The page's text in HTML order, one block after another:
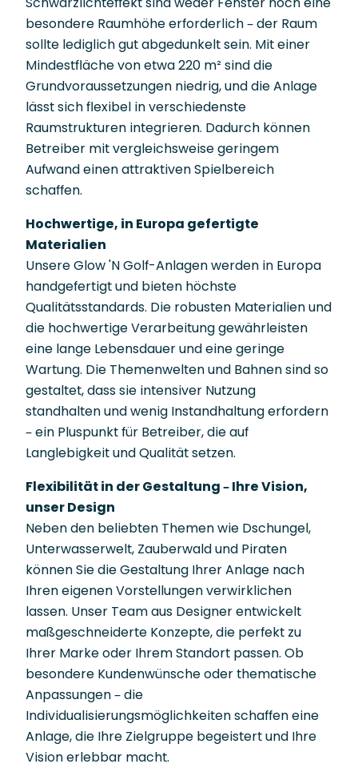
besondere Raumhöhe erforderlich – der Raum
sollte lediglich gut abgedunkelt sein. Mit einer
Mindestfläche von etwa 220 m² sind die
Grundvoraussetzungen niedrig, und die Anlage
lässt sich flexibel in verschiedenste
Raumstrukturen integrieren. Dadurch können
Betreiber mit vergleichsweise geringem
Aufwand einen attraktiven Spielbereich
schaffen.
Hochwertige, in Europa gefertigte
Materialien
Unsere Glow 'N Golf-Anlagen werden in Europa
handgefertigt und bieten höchste
Qualitätsstandards. Die robusten Materialien und
die hochwertige Verarbeitung gewährleisten
eine lange Lebensdauer und eine geringe
Wartung. Die Themenwelten und Bahnen sind so
gestaltet, dass sie intensiver Nutzung
standhalten und wenig Instandhaltung erfordern
– ein Pluspunkt für Betreiber, die auf
Langlebigkeit und Qualität setzen.
Flexibilität in der Gestaltung – Ihre Vision,
unser Design
Neben den beliebten Themen wie Dschungel,
Unterwasserwelt, Zauberwald und Piraten
können Sie die Gestaltung Ihrer Anlage nach
Ihren eigenen Vorstellungen verwirklichen
lassen. Unser Team aus Designer entwickelt
maßgeschneiderte Konzepte, die perfekt zu
Ihrer Marke oder Ihrem Standort passen. Ob
besondere Kundenwünsche oder thematische
Anpassungen – die
Individualisierungsmöglichkeiten schaffen eine
Anlage, die Ihre Zielgruppe begeistert und Ihre
Vision erlebbar macht.